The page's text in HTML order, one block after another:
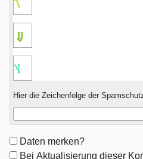
Hier die Zeichenfolge der
Formular-
Optionen
Daten merken?
Bei Aktualisierung dieser